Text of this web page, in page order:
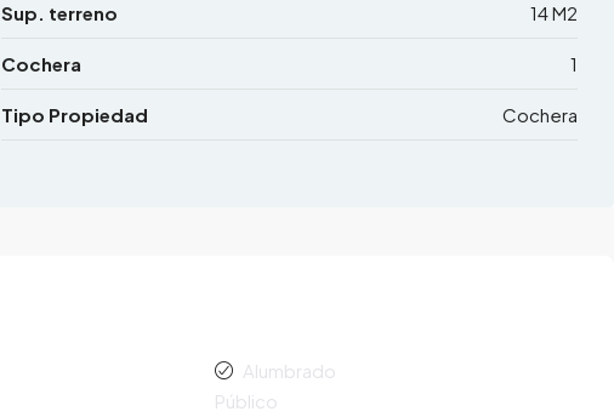
Sup. terreno 14 M2
Cochera 1
Tipo Propiedad Cochera
Alumbrado
Público